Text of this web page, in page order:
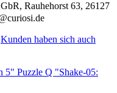
Rauhehorst 63, 26127
Kunden haben sich auch
Puzzle Q "Shake-05: